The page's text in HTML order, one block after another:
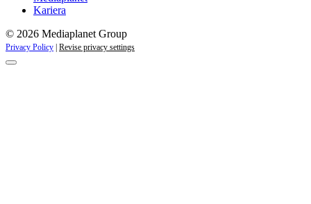
Kariera
© 2026 Mediaplanet Group
Privacy Policy Revise privacy settings